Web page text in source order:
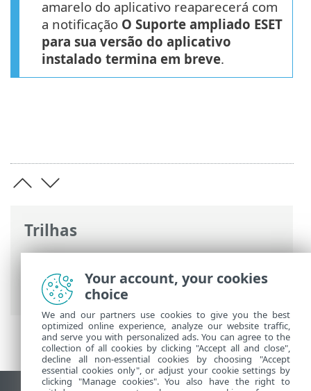
Trilhas
Ajuda on-line ESET>ESET Endpoint
Security >Especificações > Status de
suporte do aplicativo
amarelo do aplicativo reaparecerá com
a notificação O Suporte ampliado ESET
para sua versão do aplicativo
instalado termina em breve.
Your account, your cookies
choice
We and our partners use cookies to give you the best
optimized online experience, analyze our website traffic,
and serve you with personalized ads. You can agree to the
collection of all cookies by clicking "Accept all and close",
decline all non-essential cookies by choosing "Accept
essential cookies only", or adjust your cookie settings by
clicking "Manage cookies". You also have the right to